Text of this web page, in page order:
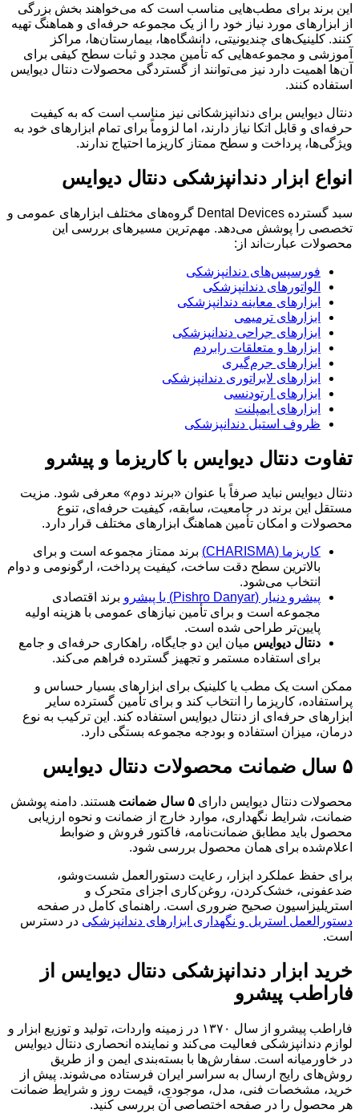
این برند برای مطب‌هایی مناسب است که می‌خواهند بخش بزرگی
از ابزارهای مورد نیاز خود را از یک مجموعه حرفه‌ای و هماهنگ تهیه
کنند. کلینیک‌های چندیونیتی، دانشگاه‌ها، بیمارستان‌ها، مراکز
آموزشی و مجموعه‌هایی که تأمین مجدد و ثبات سطح کیفی برای
آن‌ها اهمیت دارد نیز می‌توانند از گستردگی محصولات دنتال دیوایس
استفاده کنند.
دنتال دیوایس برای دندانپزشکانی نیز مناسب است که به کیفیت
حرفه‌ای و قابل اتکا نیاز دارند، اما لزوماً برای تمام ابزارهای خود به
ویژگی‌ها، پرداخت و سطح ممتاز کاریزما احتیاج ندارند.
انواع ابزار دندانپزشکی دنتال دیوایس
سبد گسترده Dental Devices گروه‌های مختلف ابزارهای عمومی و
تخصصی را پوشش می‌دهد. مهم‌ترین مسیرهای بررسی این
محصولات عبارت‌اند از:
فورسپس‌های دندانپزشکی
الواتورهای دندانپزشکی
ابزارهای معاینه دندانپزشکی
ابزارهای ترمیمی
ابزارهای جراحی دندانپزشکی
ابزارها و متعلقات رابردم
ابزارهای جرم‌گیری
ابزارهای لابراتوری دندانپزشکی
ابزارهای ارتودنسی
ابزارهای ایمپلنت
ظروف استیل دندانپزشکی
تفاوت دنتال دیوایس با کاریزما و پیشرو
دنتال دیوایس نباید صرفاً با عنوان «برند دوم» معرفی شود. مزیت
مستقل این برند در جامعیت، سابقه، کیفیت حرفه‌ای، تنوع
محصولات و امکان تأمین هماهنگ ابزارهای مختلف قرار دارد.
کاریزما (CHARISMA)
برند ممتاز مجموعه است و برای
بالاترین سطح دقت ساخت، کیفیت پرداخت، ارگونومی و دوام
انتخاب می‌شود.
پیشرو دنیار (Pishro Danyar) یا پیشرو
برند اقتصادی
مجموعه است و برای تأمین نیازهای عمومی با هزینه اولیه
پایین‌تر طراحی شده است.
دنتال دیوایس میان این دو جایگاه، راهکاری حرفه‌ای و جامع
برای استفاده مستمر و تجهیز گسترده فراهم می‌کند.
ممکن است یک مطب یا کلینیک برای ابزارهای بسیار حساس و
پراستفاده، کاریزما را انتخاب کند و برای تأمین گسترده سایر
ابزارهای حرفه‌ای از دنتال دیوایس استفاده کند. این ترکیب به نوع
درمان، میزان استفاده و بودجه مجموعه بستگی دارد.
۵ سال ضمانت محصولات دنتال دیوایس
محصولات دنتال دیوایس دارای ۵ سال ضمانت
هستند. دامنه پوشش
ضمانت، شرایط نگهداری، موارد خارج از ضمانت و نحوه ارزیابی
محصول باید مطابق ضمانت‌نامه، فاکتور فروش و ضوابط
اعلام‌شده برای همان محصول بررسی شود.
برای حفظ عملکرد ابزار، رعایت دستورالعمل شست‌وشو،
ضدعفونی، خشک‌کردن، روغن‌کاری اجزای متحرک و
استریلیزاسیون صحیح ضروری است. راهنمای کامل در صفحه
دستورالعمل استریل و نگهداری ابزارهای دندانپزشکی در دسترس
است.
خرید ابزار دندانپزشکی دنتال دیوایس از
فاراطب پیشرو
فاراطب پیشرو از سال ۱۳۷۰ در زمینه واردات، تولید و توزیع ابزار و
لوازم دندانپزشکی فعالیت می‌کند و نماینده انحصاری دنتال دیوایس
در خاورمیانه است. سفارش‌ها با بسته‌بندی ایمن و از طریق
روش‌های رایج ارسال به سراسر ایران فرستاده می‌شوند. پیش از
خرید، مشخصات فنی، مدل، موجودی، قیمت روز و شرایط ضمانت
هر محصول را در صفحه اختصاصی آن بررسی کنید.